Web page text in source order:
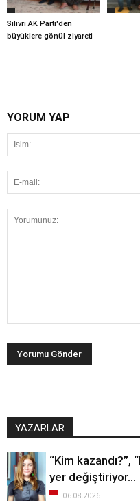
Silivri AK Parti'den
büyüklere gönül ziyareti
YORUM YAP
YAZARLAR
“Kim
yer değiştiriyor…
06.08.2026